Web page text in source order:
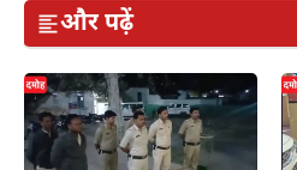
और पढ़ें